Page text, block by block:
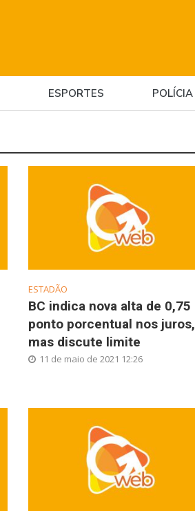
ESPORTES POLÍCIA
ESTADÃO
BC indica nova alta de 0,75
ponto porcentual nos juros,
mas discute limite
11 de maio de 2021 12:26